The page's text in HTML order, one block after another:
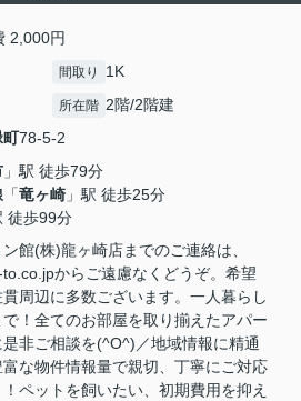
2,000円
間取り 1K
所在階 2階/2階建
町78-5-2
」駅 徒歩79分
「竜ヶ崎 」駅 徒歩25分
徒歩99分
館(株)龍ヶ崎店までのご連絡は、
からご遠慮なくどうぞ。希望
周辺に多数ございます。一人暮らし
！全てのお部屋を取り揃えたアパー
是非ご相談を(^O^)／地域情報に精通
富な物件情報量で親切、丁寧にご対応
ペットを飼いたい、初期費用を抑え